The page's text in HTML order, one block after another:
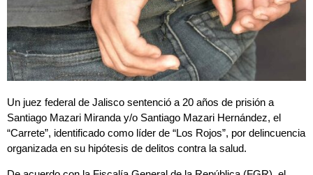
Un juez federal de Jalisco sentenció a 20 años de prisión a
Santiago Mazari Miranda y/o Santiago Mazari Hernández, el
“Carrete”, identificado como líder de “Los Rojos”, por delincuencia
organizada en su hipótesis de delitos contra la salud.